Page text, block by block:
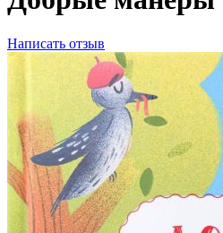
Написать отзыв